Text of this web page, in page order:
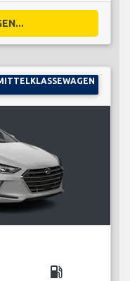
local_gas_station